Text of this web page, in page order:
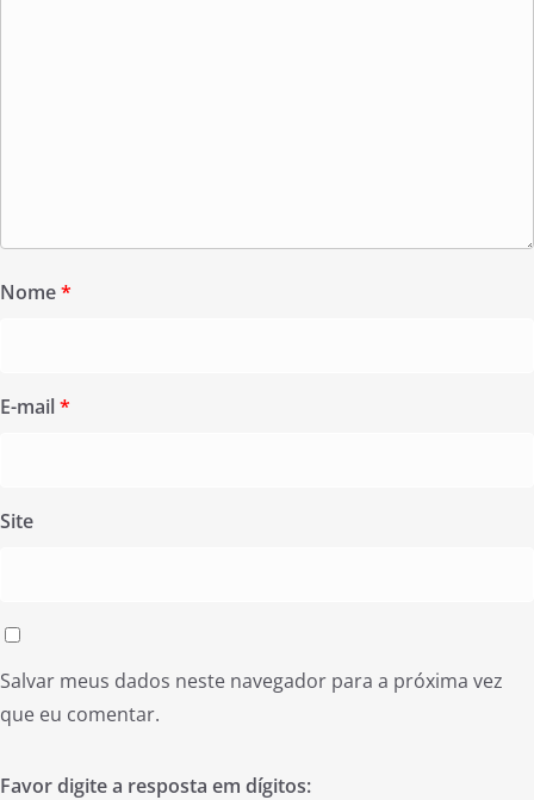
Nome*
E-mail*
Site
Salvar meus dados neste navegador para a próxima vez
que eu comentar.
Favor digite a resposta em dígitos: